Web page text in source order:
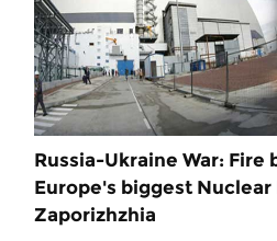
Russia-Ukraine War: Fire
Europe's biggest
Zaporizhzhia